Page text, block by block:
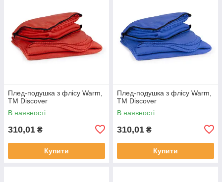
Плед-подушка з флісу Warm,
TM Discover
В наявності
310,01 ₴
Купити
Плед-подушка з флісу Warm,
TM Discover
В наявності
310,01 ₴
Купити